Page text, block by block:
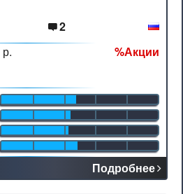
2
Акции
%
Подробнее